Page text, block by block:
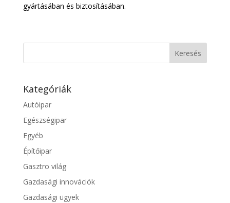
gyártásában és biztosításában.
Kategóriák
Autóipar
Egészségipar
Egyéb
Építőipar
Gasztro világ
Gazdasági innovációk
Gazdasági ügyek